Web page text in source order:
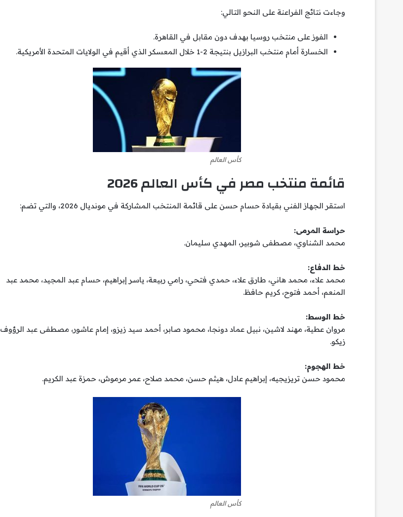
وجاءت نتائج الفراعنة على النحو التالي:
الفوز على منتخب روسيا بهدف دون مقابل في القاهرة.
الخسارة أمام منتخب البرازيل بنتيجة 2-1 خلال المعسكر الذي أقيم في الولايات المتحدة الأمريكية.
كأس العالم
قائمة منتخب مصر في كأس العالم 2026
استقر الجهاز الفني بقيادة حسام حسن على قائمة المنتخب المشاركة في مونديال 2026، والتي تضم:
حراسة المرمى:
محمد الشناوي، مصطفى شوبير، المهدي سليمان.
خط الدفاع:
محمد علاء، محمد هاني، طارق علاء، حمدي فتحي، رامي ربيعة، ياسر إبراهيم، حسام عبد المجيد، محمد عبد
المنعم، أحمد فتوح، كريم حافظ.
خط الوسط:
مروان عطية، مهند لاشين، نبيل عماد دونجا، محمود صابر، أحمد سيد زيزو، إمام عاشور، مصطفى عبد الرؤوف
زيكو.
خط الهجوم:
محمود حسن تريزيجيه، إبراهيم عادل، هيثم حسن، محمد صلاح، عمر مرموش، حمزة عبد الكريم.
كأس العالم